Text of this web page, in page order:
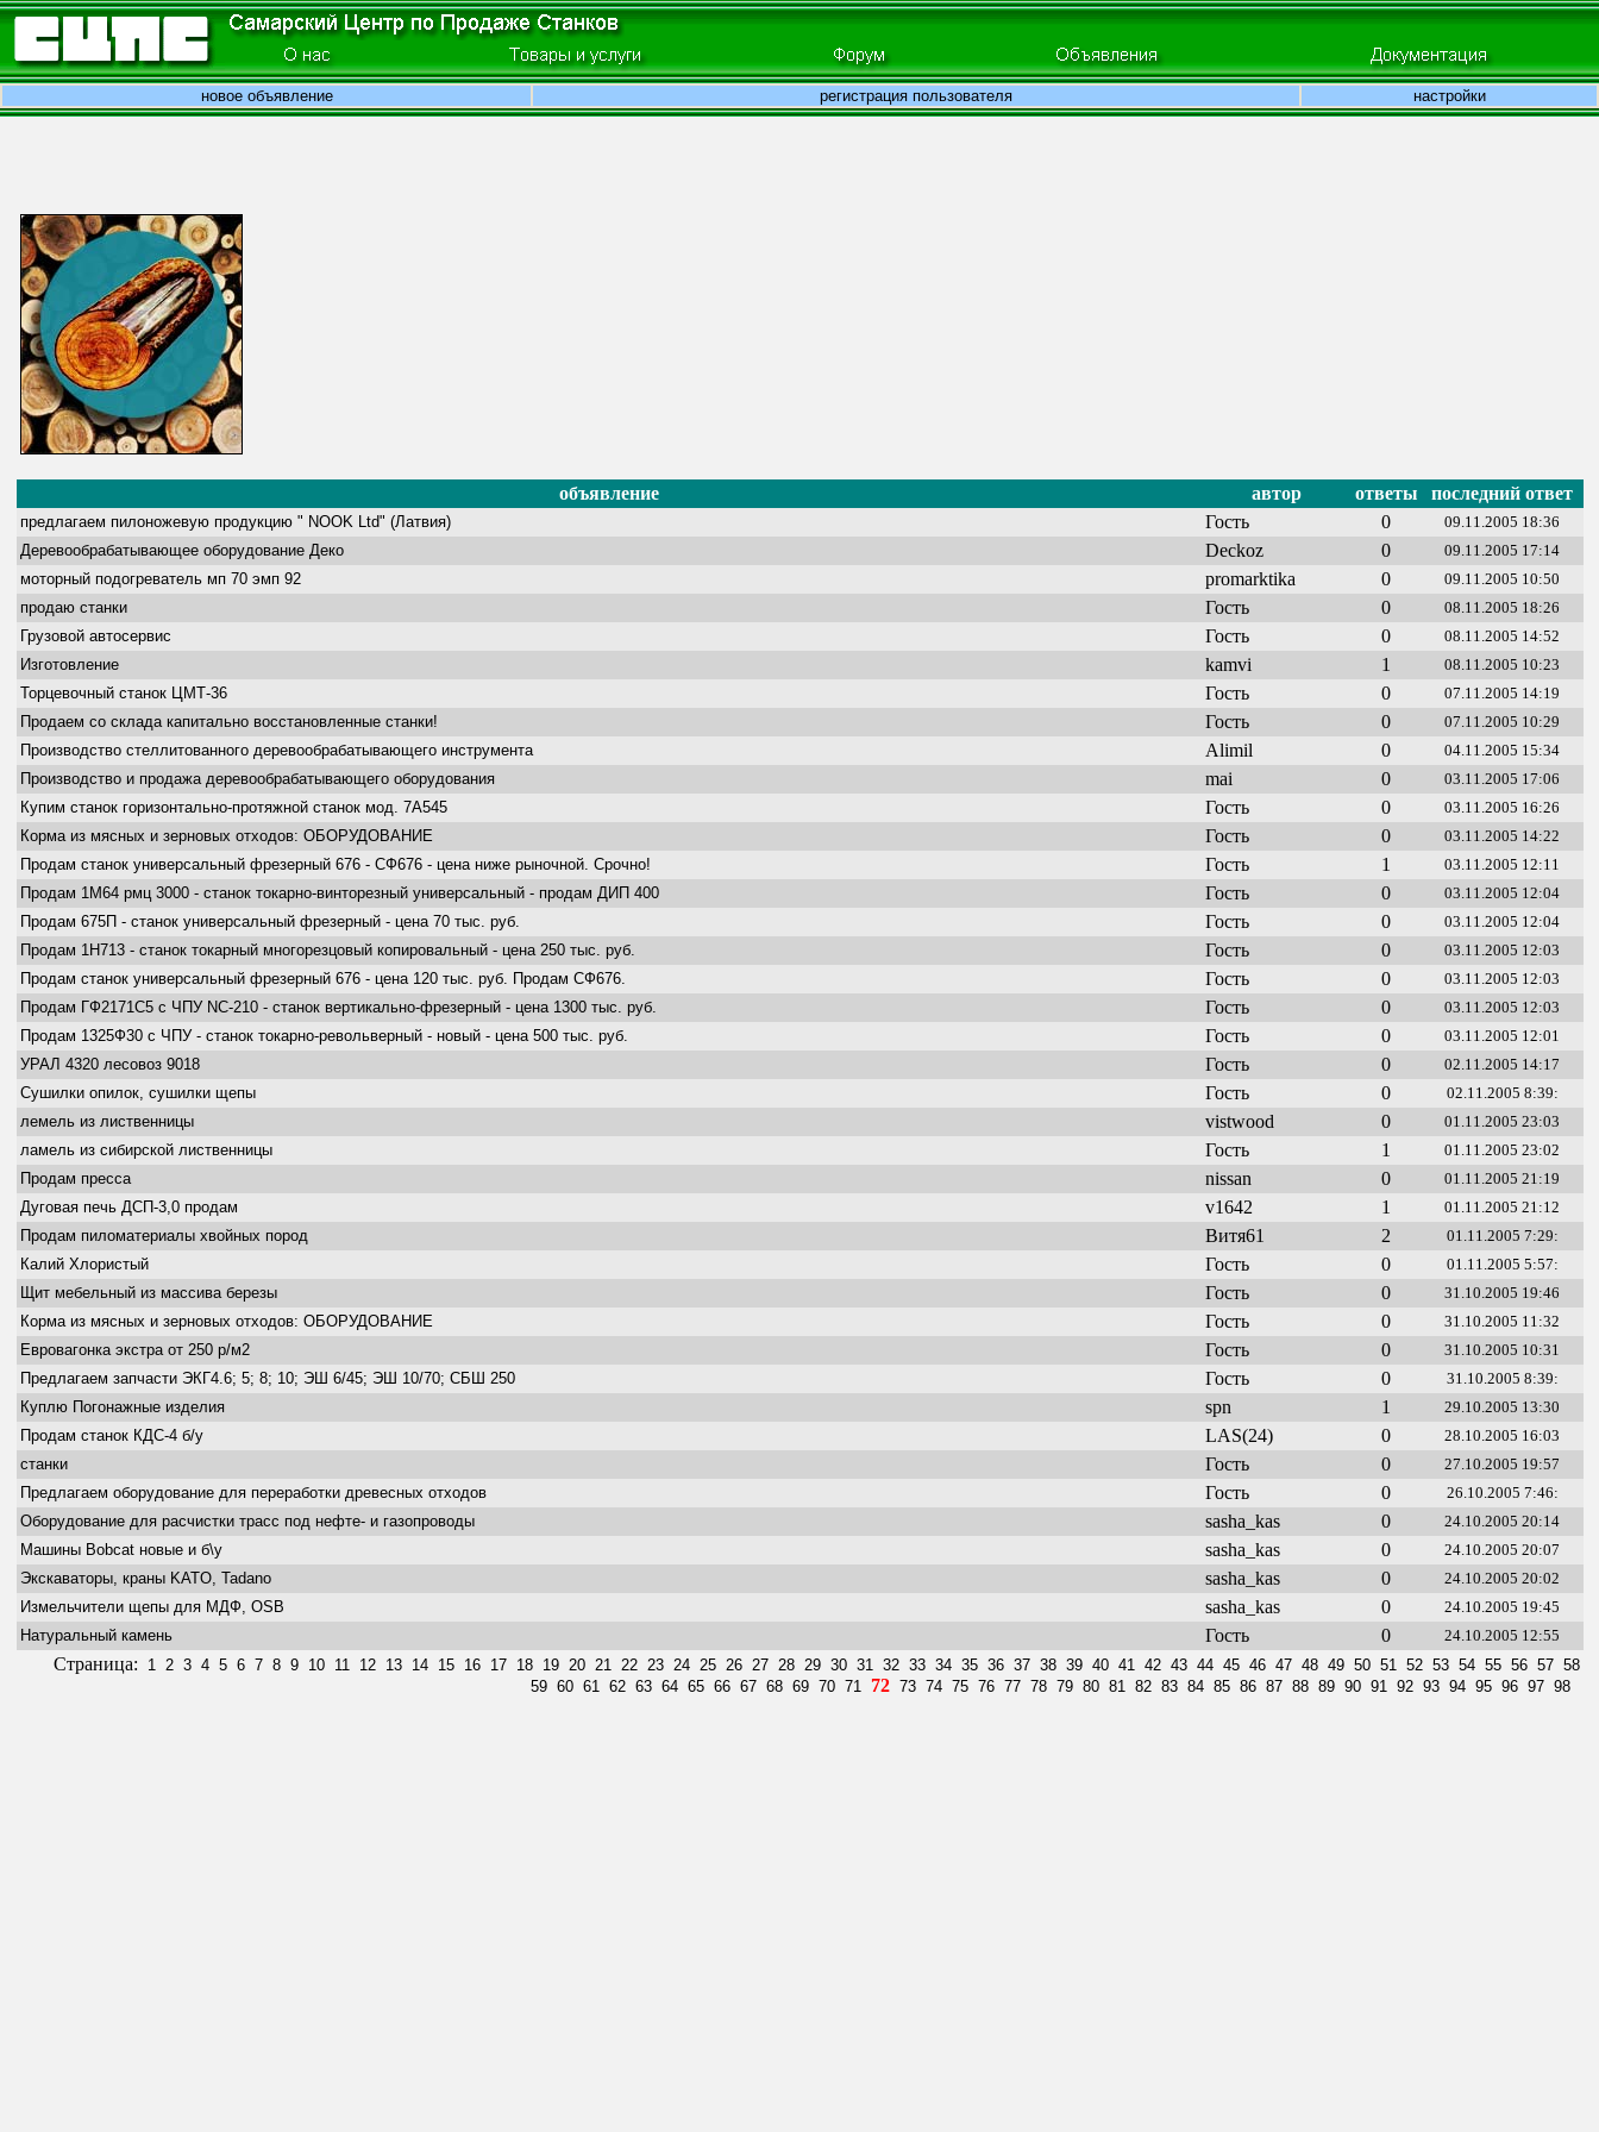
новое объявление регистрация пользователя настройки
объявление автор ответы последний ответ
предлагаем пилоножевую продукцию " NOOK Ltd" (Латвия) Гость 0
09.11.2005 18:36
Деревообрабатывающее оборудование Деко
Deckoz 0
09.11.2005 17:14
моторный подогреватель мп 70 эмп 92
promarktika 0
09.11.2005 10:50
продаю станки
Гость 0
08.11.2005 18:26
Грузовой автосервис
Гость 0
08.11.2005 14:52
Изготовление
kamvi 1
08.11.2005 10:23
Торцевочный станок ЦМТ-36
Гость 0
07.11.2005 14:19
Продаем со склада капитально восстановленные станки!
Гость 0
07.11.2005 10:29
Производство стеллитованного деревообрабатывающего инструмента
Alimil 0
04.11.2005 15:34
Производство и продажа деревообрабатывающего оборудования
mai 0
03.11.2005 17:06
Купим станок горизонтально-протяжной станок мод. 7А545
Гость 0
03.11.2005 16:26
Корма из мясных и зерновых отходов: ОБОРУДОВАНИЕ
Гость 0
03.11.2005 14:22
Продам станок универсальный фрезерный 676 - СФ676 - цена ниже рыночной. Срочно!
Гость 1
03.11.2005 12:11
Продам 1М64 рмц 3000 - станок токарно-винторезный универсальный - продам ДИП 400
Гость 0
03.11.2005 12:04
Продам 675П - станок универсальный фрезерный - цена 70 тыс. руб.
Гость 0
03.11.2005 12:04
Продам 1Н713 - станок токарный многорезцовый копировальный - цена 250 тыс. руб.
Гость 0
03.11.2005 12:03
Продам станок универсальный фрезерный 676 - цена 120 тыс. руб. Продам СФ676.
Гость 0
03.11.2005 12:03
Продам ГФ2171С5 с ЧПУ NC-210 - станок вертикально-фрезерный - цена 1300 тыс. руб.
Гость 0
03.11.2005 12:03
Продам 1325Ф30 с ЧПУ - станок токарно-револьверный - новый - цена 500 тыс. руб.
Гость 0
03.11.2005 12:01
УРАЛ 4320 лесовоз 9018
Гость 0
02.11.2005 14:17
Сушилки опилок, сушилки щепы
Гость 0
02.11.2005 8:39:
лемель из лиственницы
vistwood 0
01.11.2005 23:03
ламель из сибирской лиственницы
Гость 1
01.11.2005 23:02
Продам пресса
nissan 0
01.11.2005 21:19
Дуговая печь ДСП-3,0 продам
v1642 1
01.11.2005 21:12
Продам пиломатериалы хвойных пород
Витя61 2
01.11.2005 7:29:
Калий Хлористый
Гость 0
01.11.2005 5:57:
Щит мебельный из массива березы
Гость 0
31.10.2005 19:46
Корма из мясных и зерновых отходов: ОБОРУДОВАНИЕ
Гость 0
31.10.2005 11:32
Евровагонка экстра от 250 р/м2
Гость 0
31.10.2005 10:31
Предлагаем запчасти ЭКГ4.6; 5; 8; 10; ЭШ 6/45; ЭШ 10/70; СБШ 250
Гость 0
31.10.2005 8:39:
Куплю Погонажные изделия
spn 1
29.10.2005 13:30
Продам станок КДС-4 б/у
LAS(24) 0
28.10.2005 16:03
станки
Гость 0
27.10.2005 19:57
Предлагаем оборудование для переработки древесных отходов
Гость 0
26.10.2005 7:46:
Оборудование для расчистки трасс под нефте- и газопроводы
sasha_kas 0
24.10.2005 20:14
Машины Bobcat новые и б\у
sasha_kas 0
24.10.2005 20:07
Экскаваторы, краны KATO, Tadano
sasha_kas 0
24.10.2005 20:02
Измельчители щепы для МДФ, OSB
sasha_kas 0
24.10.2005 19:45
Натуральный камень
Гость 0 24.10.2005 12:55
Страница: 1 2 3 4 5 6 7 8 9 10 11 12 13 14 15 16 17 18 19 20 21 22 23 24 25 26 27 28 29 30 31 32 33 34 35 36 37 38 39 40 41 42 43 44 45 46 47 48 49 50 51 52 53 54 55 56 57 58
59 60 61 62 63 64 65 66 67 68 69 70 71 72 73 74 75 76 77 78 79 80 81 82 83 84 85 86 87 88 89 90 91 92 93 94 95 96 97 98